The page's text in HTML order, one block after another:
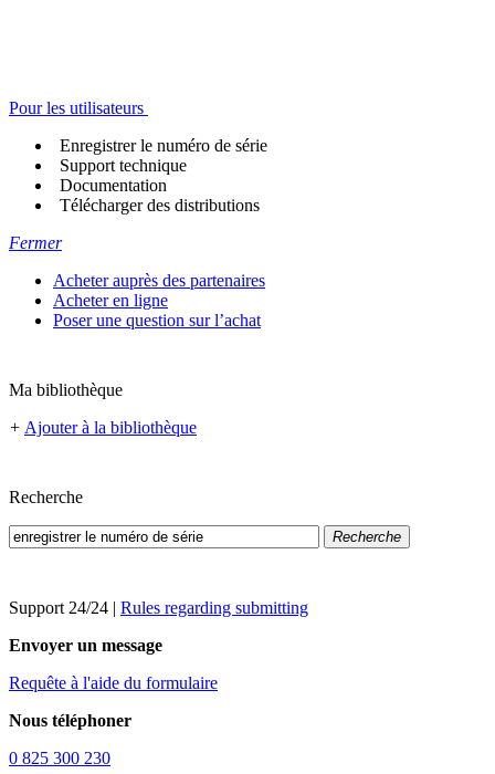
Pour les utilisateurs
Enregistrer le numéro de série
Support technique
Documentation
Télécharger des distributions
Fermer
Acheter auprès des partenaires
Acheter en ligne
Poser une question sur l’achat
Ma bibliothèque
+ Ajouter à la bibliothèque
Recherche
Recherche
Support 24/24 | Rules regarding submitting
Envoyer un message
Requête à l'aide du formulaire
Nous téléphoner
0 825 300 230